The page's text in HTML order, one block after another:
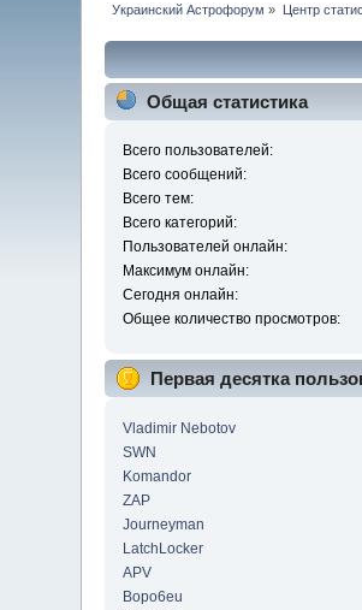
Украинский Астрофорум » Центр
Общая статистика
Всего пользователей:
Всего сообщений:
Всего тем:
Всего категорий:
Пользователей онлайн:
Максимум онлайн:
Сегодня онлайн:
Общее количество просмотров:
Первая десятка
Vladimir Nebotov
SWN
Komandor
ZAP
Journeyman
LatchLocker
APV
Bopo6eu